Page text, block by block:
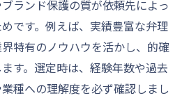
ランド保護の質が依頼先によっ
です。例えば、実績豊富な弁理
特有のノウハウを活かし、的確
す。選定時は、経験年数や過去
種への理解度を必ず確認しまし